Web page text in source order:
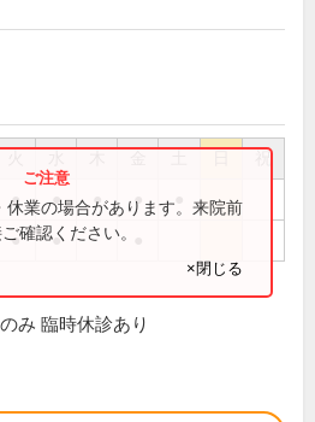
祝
● ● ● ●
● ●
休業の場合があります。来院前
確認ください。
×閉じる
み 臨時休診あり